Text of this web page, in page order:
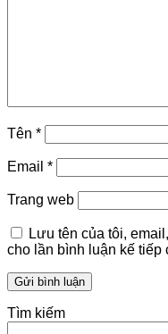
Tên *
Email *
Trang web
Lưu tên của tôi,
cho lần bình luận kế tiếp
Tìm kiếm